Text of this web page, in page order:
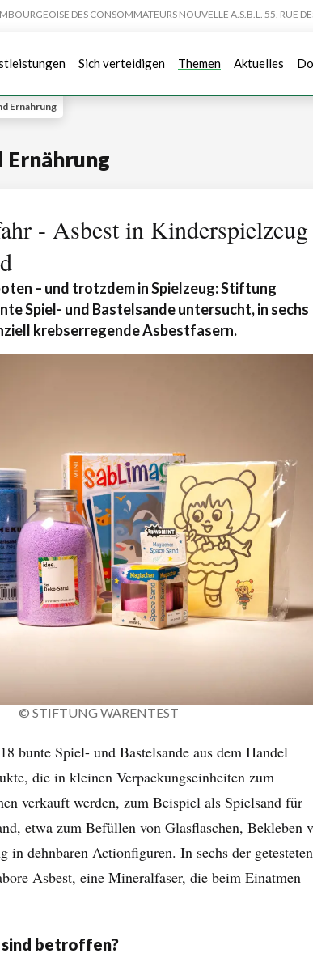
DES CONSOMMATEURS NOUVELLE A.S.B.L. 55, RUE
Sich verteidigen Themen Aktuelles
Ernährung
Ernährung
- Asbest in Kinderspielzeug
– und trotzdem in Spielzeug: Stiftung
Spiel- und Bastelsande untersucht, in sechs
krebserregende Asbestfasern.
© STIFTUNG WARENTEST
bunte Spiel- und Bastelsande aus dem Handel
die in kleinen Verpackungseinheiten zum
verkauft werden, zum Beispiel als Spielsand für
etwa zum Befüllen von Glasflaschen, Bekleben
in dehnbaren Actionfiguren. In sechs der getesteten
Asbest, eine Mineralfaser, die beim Einatmen
betroffen?